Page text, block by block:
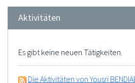
Aktivitäten
Es gibt keine neuen Tätigkeiten.
Die Aktivitäten von Yousri